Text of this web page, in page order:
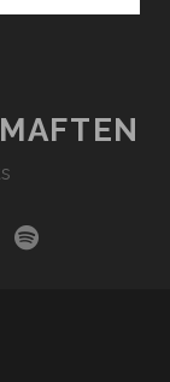
spotify